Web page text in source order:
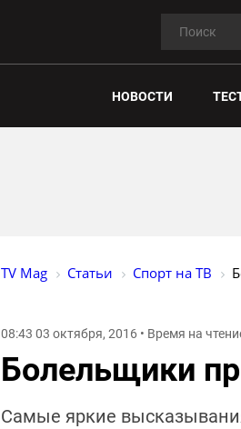
НОВОСТИ
TV Mag Статьи Спорт на ТВ
08:43 03 октября, 2016 • Время на
Болельщики
Самые яркие